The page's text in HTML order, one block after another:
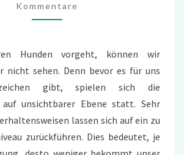
Kommentare
Hunden vorgeht, können wir
nicht sehen. Denn bevor es für uns
gibt, spielen sich die
auf unsichtbarer Ebene statt. Sehr
lassen sich auf ein zu
zurückführen. Dies bedeutet, je